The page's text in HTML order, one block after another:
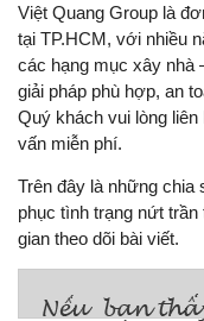
Việt Quang Group là
tại TP.HCM, với nhiều
các hạng mục xây nhà
giải pháp phù hợp, an
Quý khách vui lòng
vấn miễn phí.
Trên đây là những chia
phục tình trạng nứt
gian theo dõi bài viết.